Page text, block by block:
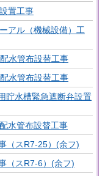
置工事
アル（機械設備）工
水管布設替工事
水管布設替工事
貯水槽緊急遮断弁設置
水管布設替工事
（スR7-25）(余フ)
（スR7-6）(余フ)